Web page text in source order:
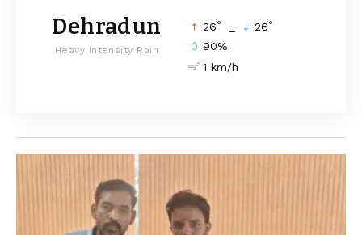
Dehradun
Heavy Intensity Rain
26° 26°
90%
1 km/h